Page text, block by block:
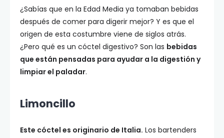
¿Sabías que en la Edad Media ya tomaban bebidas
después de comer para digerir mejor? Y es que el
origen de esta costumbre viene de siglos atrás.
¿Pero qué es un cóctel digestivo? Son las bebidas
que están pensadas para ayudar a la digestión y
limpiar el paladar.
Limoncillo
Este cóctel es originario de Italia. Los bartenders